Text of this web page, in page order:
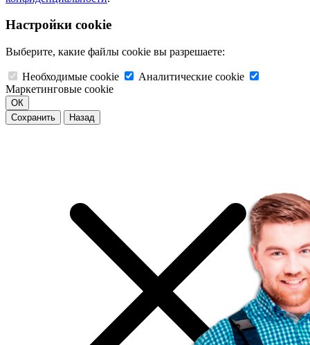
Настройки cookie
Выберите, какие файлы cookie вы разрешаете:
Необходимые cookie
Аналитические cookie
Маркетинговые cookie
ОК
Сохранить
Назад